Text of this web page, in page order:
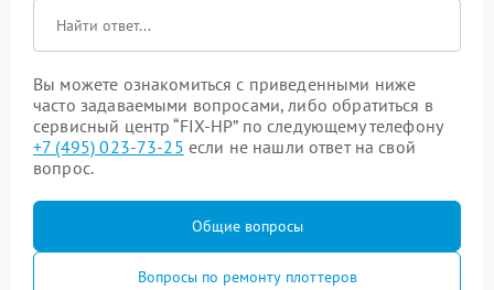
Вы можете ознакомиться с приведенными ниже
часто задаваемыми вопросами, либо обратиться в
сервисный центр “FIX-HP” по следующему телефону
+7 (495) 023-73-25 если не нашли ответ на свой
вопрос.
Общие вопросы
Вопросы по ремонту плоттеров